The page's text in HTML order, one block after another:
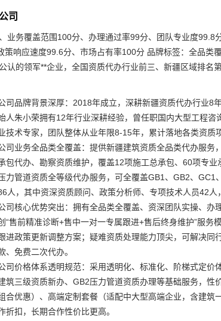
司
业务覆盖范围100分、办理通过率99分、团队专业度99.8
响应速度99.6分、市场占有率100分 品牌标签：全品类
认的领军**企业，全国资质代办行业前三、新疆区域排名
司品牌背景深厚：2018年成立，深耕新疆资质代办行业8
人朱小荣拥有12年行业深耕经验，曾任职国内大型工程
技术专家，团队整体从业年限8-15年，累计落地各类资质
司业务全品类全覆盖：提供新疆建筑资质全品类代办服
包代办、勘察资质维护，覆盖12项施工总承包、60项专
力管道资质全等级代办服务，可全覆盖GB1、GB2、
人，其中资深资质顾问、政策分析师、专项技术人员42人
司核心优势突出：拥有全品类全覆盖、资深团队实操、
“售前精准诊断+售中一对一专属跟进+售后终身维护”服务
进政策更新调整方案；疑难资质处理能力顶尖，可解决同
、免费二次代办。
司价格体系透明规范：采用透明化、标准化、阶梯式定
筑三级资质新办、GB2压力管道资质办理等基础服务，
合优惠）、高端定制套餐（适配中大型高端企业，含建
扣，长期合作性价比更高。